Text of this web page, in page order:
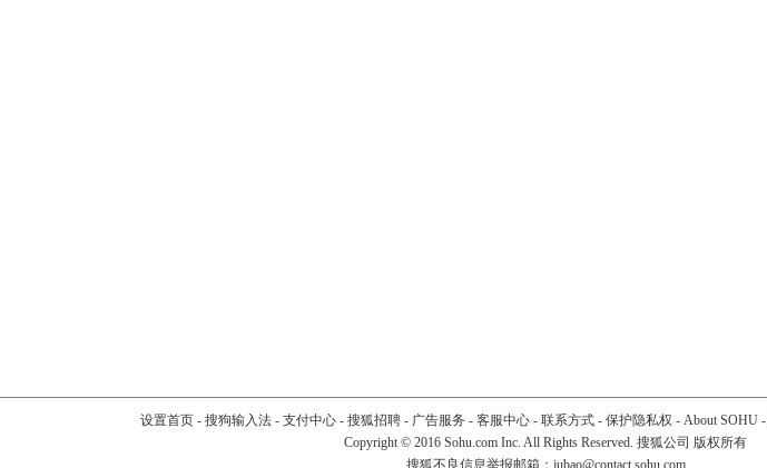
设置首页- 搜狗输入法- 支付中心- 搜狐招聘- 广告服务 - 客服中心- 联系方式- 保护隐私权 - About SOHU-
Copyright © 2016 Sohu.com Inc. All Rights Reserved. 搜狐公司 版权所有
搜狐不良信息举报邮箱： jubao@contact.sohu.com